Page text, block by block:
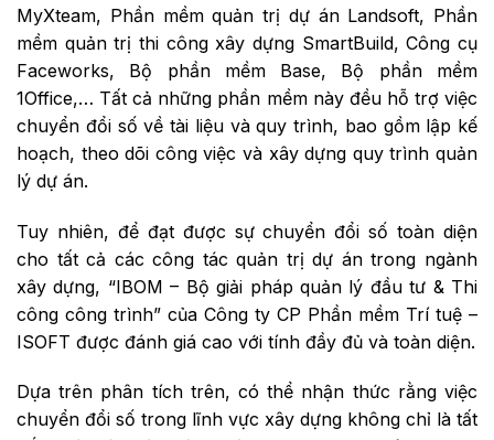
MyXteam, Phần mềm quản trị dự án Landsoft, Phần
mềm quản trị thi công xây dựng SmartBuild, Công cụ
Faceworks, Bộ phần mềm Base, Bộ phần mềm
1Office,… Tất cả những phần mềm này đều hỗ trợ việc
chuyển đổi số về tài liệu và quy trình, bao gồm lập kế
hoạch, theo dõi công việc và xây dựng quy trình quản
lý dự án.
Tuy nhiên, để đạt được sự chuyển đổi số toàn diện
cho tất cả các công tác quản trị dự án trong ngành
xây dựng, “IBOM – Bộ giải pháp quản lý đầu tư & Thi
công công trình” của Công ty CP Phần mềm Trí tuệ –
ISOFT được đánh giá cao với tính đầy đủ và toàn diện.
Dựa trên phân tích trên, có thể nhận thức rằng việc
chuyển đổi số trong lĩnh vực xây dựng không chỉ là tất